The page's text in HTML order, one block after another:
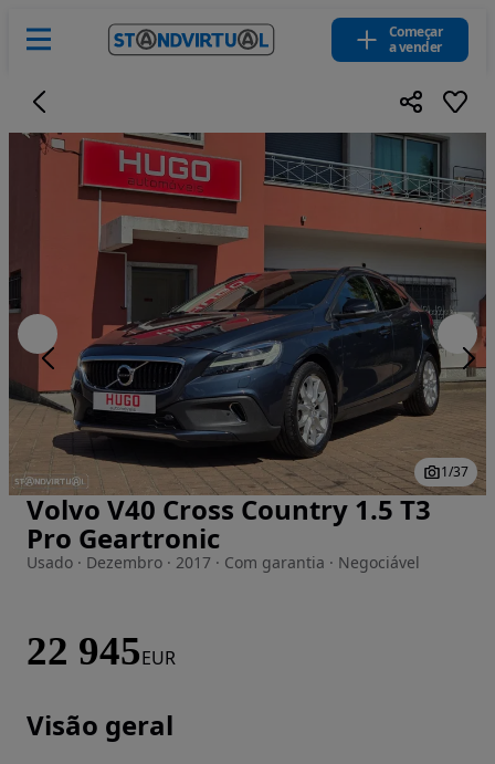
Começar
a vender
Imagem 1 de 37
1/37
Volvo V40 Cross Country 1.5 T3
Pro Geartronic
Usado · Dezembro · 2017 · Com garantia · Negociável
22 945EUR
Visão geral